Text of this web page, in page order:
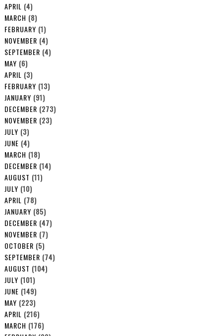
APRIL (4)
MARCH (8)
FEBRUARY (1)
NOVEMBER (4)
SEPTEMBER (4)
MAY (6)
APRIL (3)
FEBRUARY (13)
JANUARY (91)
DECEMBER (273)
NOVEMBER (23)
JULY (3)
JUNE (4)
MARCH (18)
DECEMBER (14)
AUGUST (11)
JULY (10)
APRIL (78)
JANUARY (85)
DECEMBER (47)
NOVEMBER (7)
OCTOBER (5)
SEPTEMBER (74)
AUGUST (104)
JULY (101)
JUNE (149)
MAY (223)
APRIL (216)
MARCH (176)